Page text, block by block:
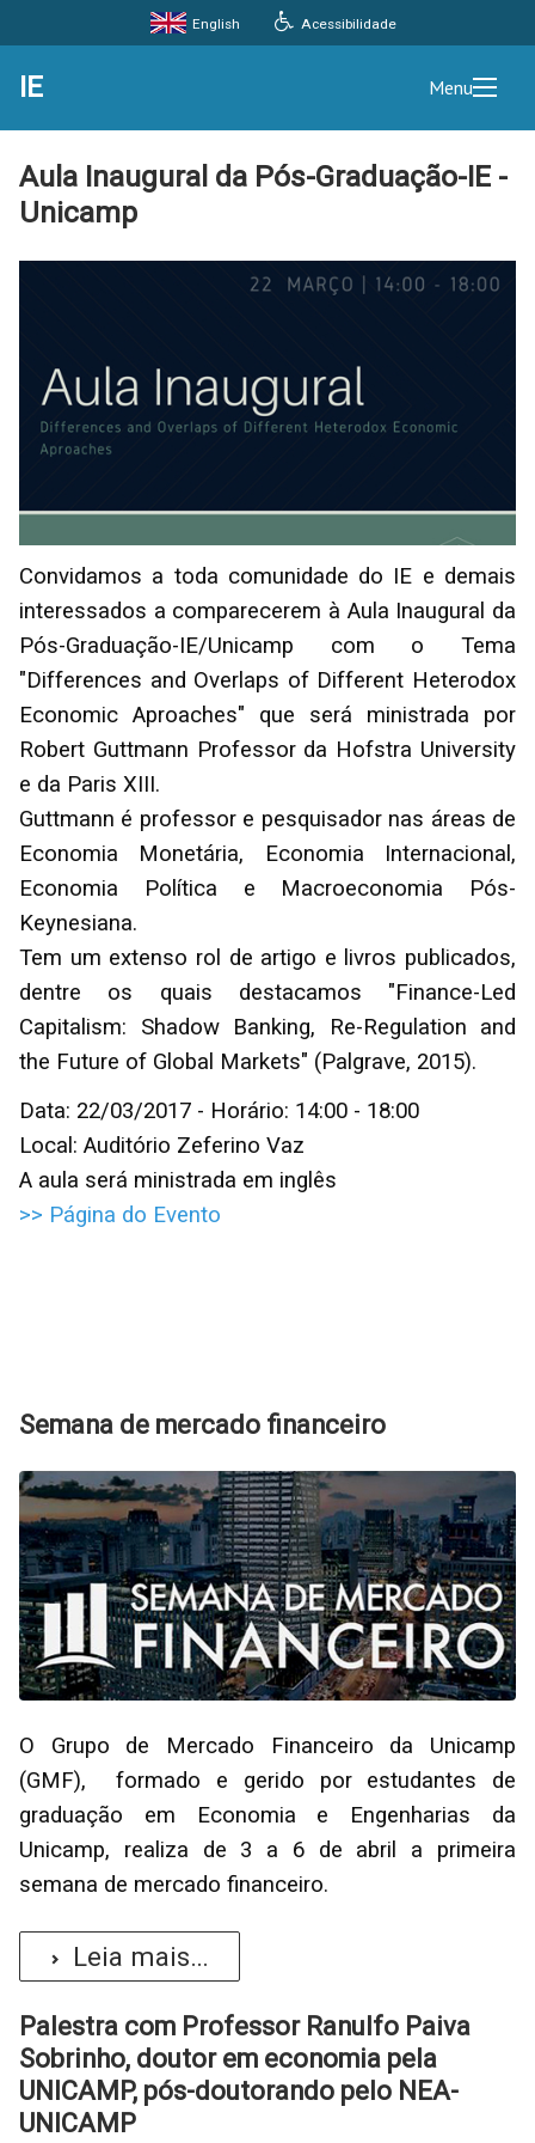
Acessibilidade
English
IE Menu
Aula Inaugural da Pós-Graduação-IE -
Unicamp
Convidamos a toda comunidade do IE e demais
interessados a comparecerem à Aula Inaugural da
Pós-Graduação-IE/Unicamp com o Tema
"Differences and Overlaps of Different Heterodox
Economic Aproaches" que será ministrada por
Robert Guttmann Professor da Hofstra University
e da Paris XIII.
Guttmann é professor e pesquisador nas áreas de
Economia Monetária, Economia Internacional,
Economia Política e Macroeconomia Pós-
Keynesiana.
Tem um extenso rol de artigo e livros publicados,
dentre os quais destacamos "Finance-Led
Capitalism: Shadow Banking, Re-Regulation and
the Future of Global Markets" (Palgrave, 2015).
Data: 22/03/2017 - Horário: 14:00 - 18:00
Local: Auditório Zeferino Vaz
A aula será ministrada em inglês
>> Página do Evento
Semana de mercado financeiro
O Grupo de Mercado Financeiro da Unicamp
(GMF), formado e gerido por estudantes de
graduação em Economia e Engenharias da
Unicamp, realiza de 3 a 6 de abril a primeira
semana de mercado financeiro.
Leia mais...
Palestra com Professor Ranulfo Paiva
Sobrinho, doutor em economia pela
UNICAMP, pós-doutorando pelo NEA-
UNICAMP